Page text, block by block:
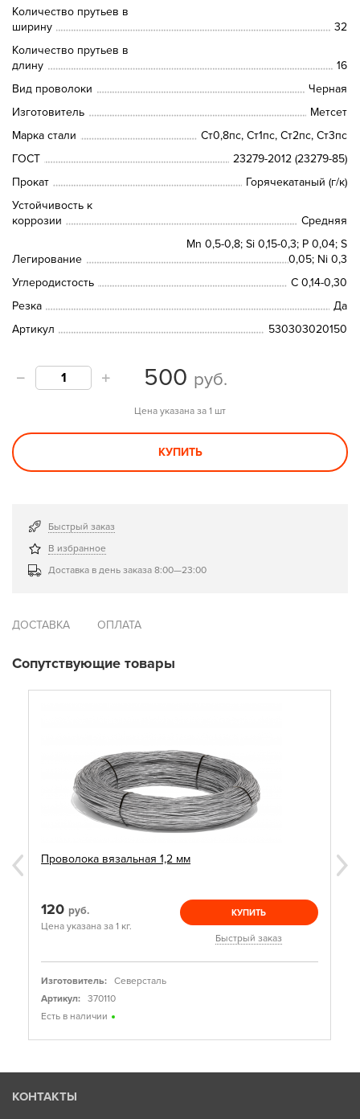
Количество прутьев в
ширину
32
Количество прутьев в
длину
16
Вид проволоки
Черная
Изготовитель
Метсет
Марка стали
Ст0,8пс, Ст1пс, Ст2пс, Ст3пс
ГОСТ
23279-2012 (23279-85)
Прокат
Горячекатаный (г/к)
Устойчивость к
коррозии
Средняя
Легирование
Mn 0,5-0,8; Si 0,15-0,3; P 0,04; S
0,05; Ni 0,3
Углеродистость
C 0,14-0,30
Резка
Да
Артикул
530303020150
500 руб.
Цена указана за 1 шт
КУПИТЬ
Быстрый заказ
В избранное
Доставка в день заказа 8:00—23:00
ДОСТАВКА ОПЛАТА
Сопутствующие товары
Проволока вязальная 1,2 мм
120 руб.
Цена указана за 1 кг.
КУПИТЬ
Быстрый заказ
Изготовитель:
Северсталь
Артикул:
370110
Есть в наличии
КОНТАКТЫ